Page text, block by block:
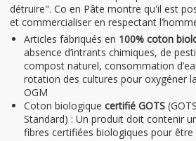
détruire". Co en Pâte montre qu'il est
et commercialiser en respectant
Articles fabriqués en 100% coton
absence d’intrants chimiques, de
compost naturel, consommation
rotation des cultures pour oxygéner
OGM
Coton biologique certifié GOTS
Standard) : Un produit doit contenir
fibres certifiées biologiques pour être